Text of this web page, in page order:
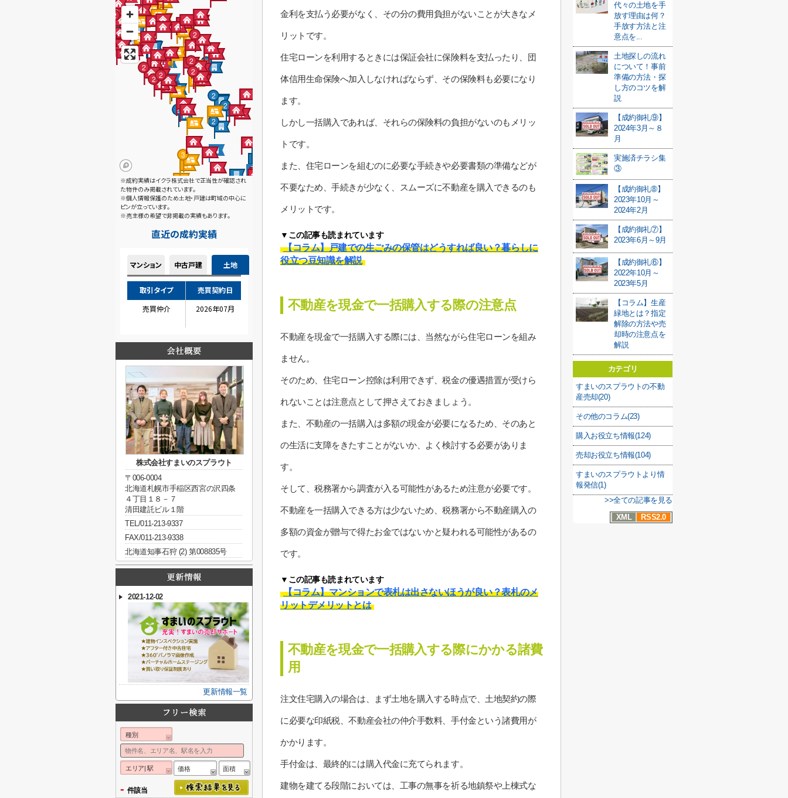
金利を支払う必要がなく、その分の費用負担がないことが大きなメ
リットです。
住宅ローンを利用するときには保証会社に保険料を支払ったり、団
体信用生命保険へ加入しなければならず、その保険料も必要になり
ます。
しかし一括購入であれば、それらの保険料の負担がないのもメリッ
トです。
また、住宅ローンを組むのに必要な手続きや必要書類の準備などが
不要なため、手続きが少なく、スムーズに不動産を購入できるのも
メリットです。
▼この記事も読まれています
【コラム】戸建での生ごみの保管はどうすれば良い？暮らしに
役立つ豆知識を解説
不動産を現金で一括購入する際の注意点
不動産を現金で一括購入する際には、当然ながら住宅ローンを組み
ません。
そのため、住宅ローン控除は利用できず、税金の優遇措置が受けら
れないことは注意点として押さえておきましょう。
また、不動産の一括購入は多額の現金が必要になるため、そのあと
の生活に支障をきたすことがないか、よく検討する必要がありま
す。
そして、税務署から調査が入る可能性があるため注意が必要です。
不動産を一括購入できる方は少ないため、税務署から不動産購入の
多額の資金が贈与で得たお金ではないかと疑われる可能性があるの
です。
▼この記事も読まれています
【コラム】マンションで表札は出さないほうが良い？表札のメ
リットデメリットとは
不動産を現金で一括購入する際にかかる諸費
用
注文住宅購入の場合は、まず土地を購入する時点で、土地契約の際
に必要な印紙税、不動産会社の仲介手数料、手付金という諸費用が
かかります。
手付金は、最終的には購入代金に充てられます。
建物を建てる段階においては、工事の無事を祈る地鎮祭や上棟式な
代々の土地を手
放す理由は何？
手放す方法と注
意点を...
土地探しの流れ
について！事前
準備の方法・探
し方のコツを解
説
【成約御礼⑨】
2024年3月～８
月
実施済チラシ集
③
【成約御礼➇】
2023年10月～
2024年2月
【成約御礼⑦】
2023年6月～9月
【成約御礼⑥】
2022年10月～
2023年5月
【コラム】生産
緑地とは？指定
解除の方法や売
却時の注意点を
解説
カテゴリ
すまいのスプラウトの不動
産売却(20)
その他のコラム(23)
購入お役立ち情報(124)
売却お役立ち情報(104)
すまいのスプラウトより情
報発信(1)
>>全ての記事を見る
XML
RSS2.0
株式会社すまいのスプラウト
〒006-0004
北海道札幌市手稲区西宮の沢四条
４丁目１８－７
清田建託ビル１階
TEL/011-213-9337
FAX/011-213-9338
北海道知事石狩 (2) 第008835号
2021-12-02
更新情報一覧
種別
エリア| 駅 価格 面積
- 件該当